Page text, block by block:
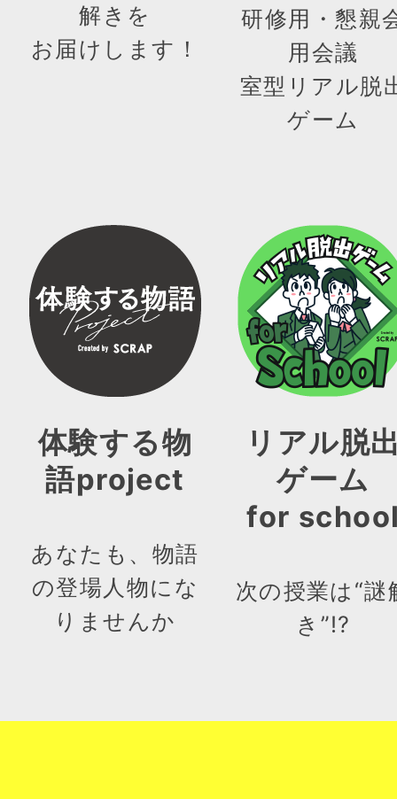
解きを
お届けします！
研修用・懇親
用会議
室型リアル脱
ゲーム
体験する物
語project
あなたも、物語
の登場人物にな
りませんか
リアル脱
ゲーム
for
次の授業は“謎
き”!?